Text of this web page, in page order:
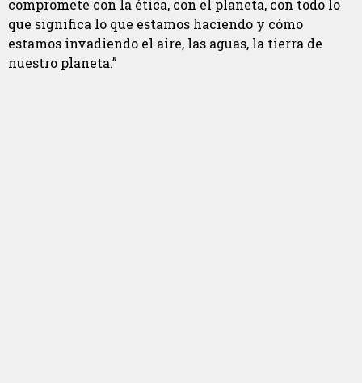
compromete con la ética, con el planeta, con todo lo
que significa lo que estamos haciendo y cómo
estamos invadiendo el aire, las aguas, la tierra de
nuestro planeta.”